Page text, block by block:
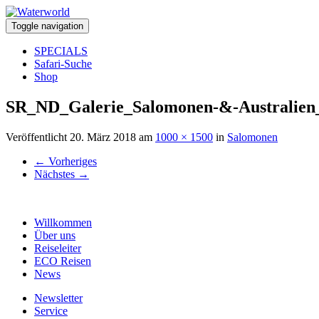
Toggle navigation
SPECIALS
Safari-Suche
Shop
SR_ND_Galerie_Salomonen-&-
Veröffentlicht 20. März 2018 am 1000 × 1500 in Salomonen
← Vorheriges
Nächstes →
Willkommen
Über uns
Reiseleiter
ECO Reisen
News
Newsletter
Service